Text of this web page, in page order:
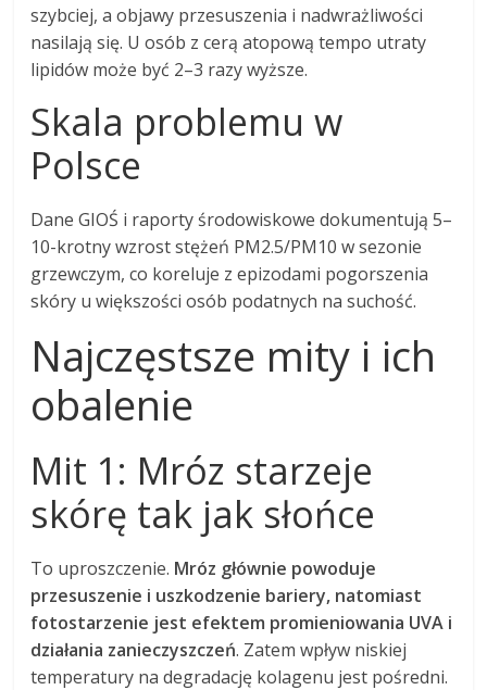
szybciej, a objawy przesuszenia i nadwrażliwości
nasilają się. U osób z cerą atopową tempo utraty
lipidów może być 2–3 razy wyższe.
Skala problemu w
Polsce
Dane GIOŚ i raporty środowiskowe dokumentują 5–
10-krotny wzrost stężeń PM2.5/PM10 w sezonie
grzewczym, co koreluje z epizodami pogorszenia
skóry u większości osób podatnych na suchość.
Najczęstsze mity i ich
obalenie
Mit 1: Mróz starzeje
skórę tak jak słońce
To uproszczenie. Mróz głównie powoduje
przesuszenie i uszkodzenie bariery, natomiast
fotostarzenie jest efektem promieniowania UVA i
działania zanieczyszczeń. Zatem wpływ niskiej
temperatury na degradację kolagenu jest pośredni.